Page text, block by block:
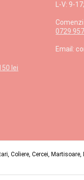
lei
L-V: 9-
0729
Email:
Coliere, Cercei,